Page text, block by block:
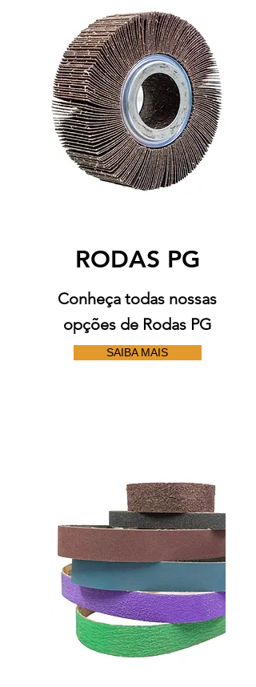
RODAS PG
Conheça todas nossas
opções de Rodas PG
SAIBA MAIS